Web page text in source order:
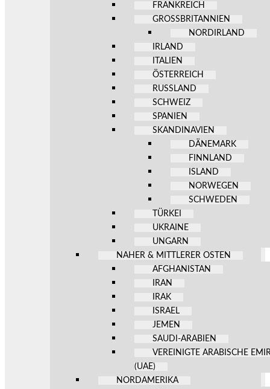
FRANKREICH
GROSSBRITANNIEN
NORDIRLAND
IRLAND
ITALIEN
ÖSTERREICH
RUSSLAND
SCHWEIZ
SPANIEN
SKANDINAVIEN
DÄNEMARK
FINNLAND
ISLAND
NORWEGEN
SCHWEDEN
TÜRKEI
UKRAINE
UNGARN
NAHER & MITTLERER OSTEN
AFGHANISTAN
IRAN
IRAK
ISRAEL
JEMEN
SAUDI-ARABIEN
VEREINIGTE ARABISCHE
(UAE)
NORDAMERIKA